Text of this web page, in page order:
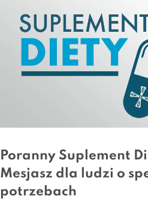
Poranny Suplement
Mesjasz dla ludzi o
potrzebach